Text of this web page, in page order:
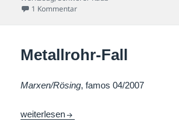
1 Kommentarzu Schlüssel-Fall
Metallrohr-Fall
Marxen/Rösing, famos 04/2007
Metallrohr-Fall
weiterlesen